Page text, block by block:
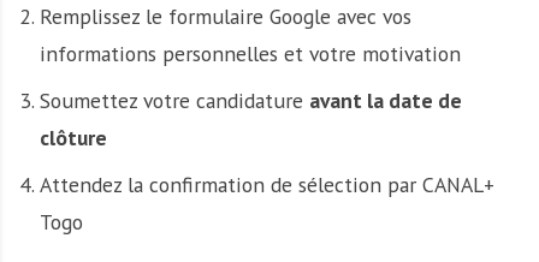
Remplissez le formulaire Google avec vos
informations personnelles et votre motivation
Soumettez votre candidature avant la date de
clôture
Attendez la confirmation de sélection par CANAL+
Togo